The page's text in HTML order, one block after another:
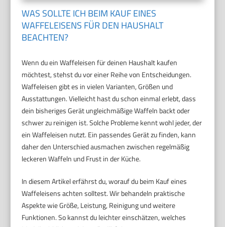
WAS SOLLTE ICH BEIM KAUF EINES
WAFFELEISENS FÜR DEN HAUSHALT
BEACHTEN?
Wenn du ein Waffeleisen für deinen Haushalt kaufen
möchtest, stehst du vor einer Reihe von Entscheidungen.
Waffeleisen gibt es in vielen Varianten, Größen und
Ausstattungen. Vielleicht hast du schon einmal erlebt, dass
dein bisheriges Gerät ungleichmäßige Waffeln backt oder
schwer zu reinigen ist. Solche Probleme kennt wohl jeder, der
ein Waffeleisen nutzt. Ein passendes Gerät zu finden, kann
daher den Unterschied ausmachen zwischen regelmäßig
leckeren Waffeln und Frust in der Küche.
In diesem Artikel erfährst du, worauf du beim Kauf eines
Waffeleisens achten solltest. Wir behandeln praktische
Aspekte wie Größe, Leistung, Reinigung und weitere
Funktionen. So kannst du leichter einschätzen, welches